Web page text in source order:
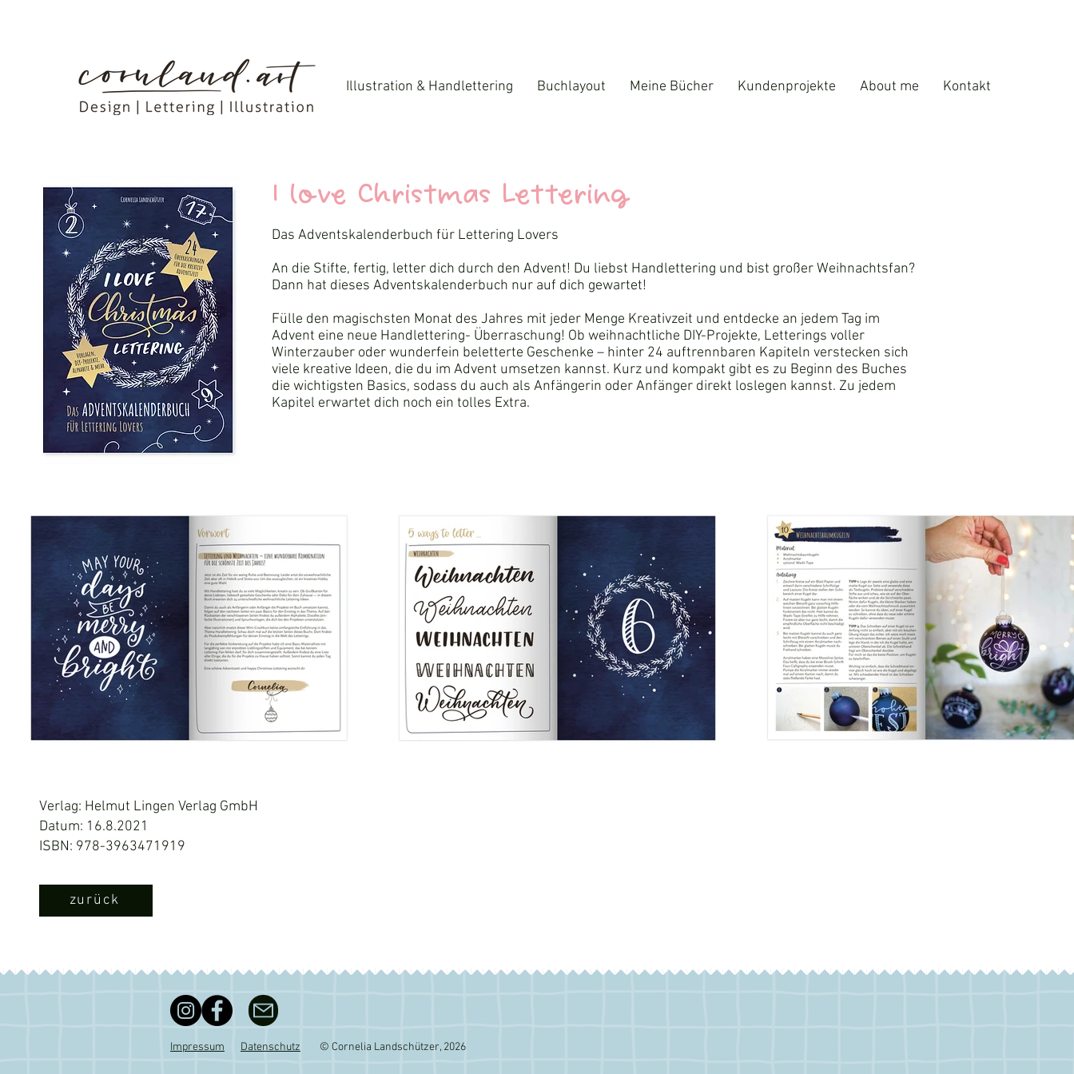
Illustration & Handlettering Buchlayout Meine Bücher Kundenprojekte About me Kontakt
I love Christmas Lettering
Das Adventskalenderbuch für Lettering Lovers
An die Stifte, fertig, letter dich durch den Advent! Du liebst Handlettering und bist großer Weihnachtsfan?
Dann hat dieses Adventskalenderbuch nur auf dich gewartet!
Fülle den magischsten Monat des Jahres mit jeder Menge Kreativzeit und entdecke an jedem Tag im
Advent eine neue Handlettering- Überraschung! Ob weihnachtliche DIY-Projekte, Letterings voller
Winterzauber oder wunderfein beletterte Geschenke – hinter 24 auftrennbaren Kapiteln verstecken sich
viele kreative Ideen, die du im Advent umsetzen kannst. Kurz und kompakt gibt es zu Beginn des Buches
die wichtigsten Basics, sodass du auch als Anfängerin oder Anfänger direkt loslegen kannst. Zu jedem
Kapitel erwartet dich noch ein tolles Extra.
Verlag: Helmut Lingen Verlag GmbH
Datum: 16.8.2021
ISBN: 978-3963471919
zurück
Impressum Datenschutz © Cornelia Landschützer, 2026